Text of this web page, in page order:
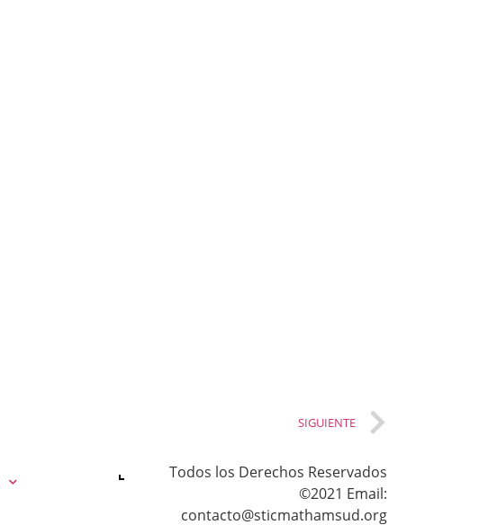
SIGUIENTE
Todos los Derechos Reservados
©2021 Email:
contacto@sticmathamsud.org